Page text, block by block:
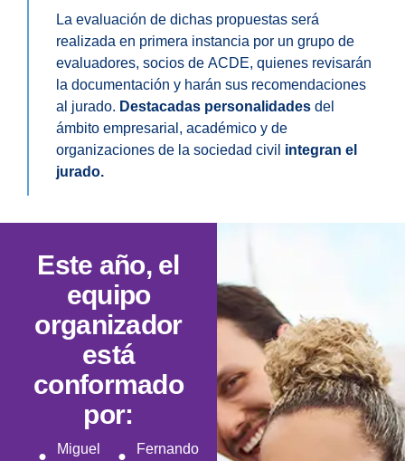
La evaluación de dichas propuestas será
realizada en primera instancia por un grupo de
evaluadores, socios de ACDE, quienes revisarán
la documentación y harán sus recomendaciones
al jurado. Destacadas personalidades del
ámbito empresarial, académico y de
organizaciones de la sociedad civil integran el
jurado.
Este año, el
equipo
organizador
está
conformado
por:
Miguel
Fernando